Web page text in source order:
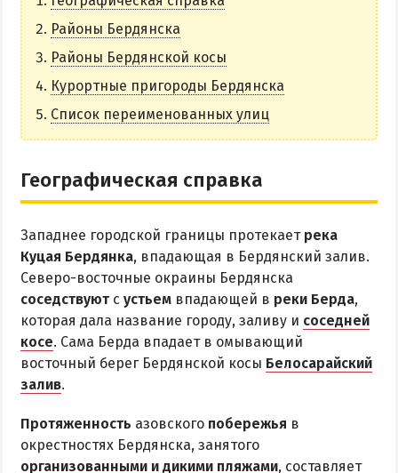
КУРОРТ
ЛИСКИ
МАКОРТЫ
НАГОРНАЯ ЧАСТЬ
ПЕСКИ
ЦЕНТР
АЗОВСКОЕ (ЛУНАЧАРСКОЕ)
НОВОПЕТРОВКА
ЛЕЧЕНИЕ И БАЛЬНЕОТЕРАПИЯ
Грязи, лиманы и соленые озера
Санатории
ПИТАНИЕ
Районы Бердянска
Районы Бердянской косы
Курортные пригороды Бердянска
Список переименованных улиц
Географическая справка
Западнее городской границы протекает река
Куцая Бердянка, впадающая в Бердянский залив.
Северо-восточные окраины Бердянска
соседствуют с устьем впадающей в реки Берда,
которая дала название городу, заливу и соседней
косе. Сама Берда впадает в омывающий
восточный берег Бердянской косы Белосарайский
залив.
Протяженность азовского побережья в
окрестностях Бердянска, занятого
организованными и дикими пляжами, составляет